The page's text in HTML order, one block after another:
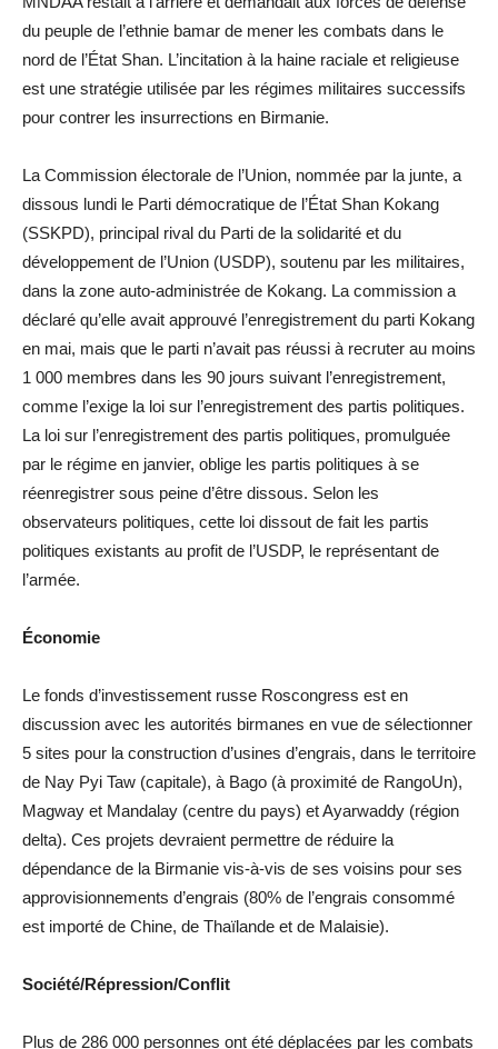
du peuple de l’ethnie bamar de mener les combats dans le
nord de l’État Shan. L’incitation à la haine raciale et religieuse
est une stratégie utilisée par les régimes militaires successifs
pour contrer les insurrections en Birmanie.
La Commission électorale de l’Union, nommée par la junte, a
dissous lundi le Parti démocratique de l’État Shan Kokang
(SSKPD), principal rival du Parti de la solidarité et du
développement de l’Union (USDP), soutenu par les militaires,
dans la zone auto-administrée de Kokang. La commission a
déclaré qu’elle avait approuvé l’enregistrement du parti Kokang
en mai, mais que le parti n’avait pas réussi à recruter au moins
1 000 membres dans les 90 jours suivant l’enregistrement,
comme l’exige la loi sur l’enregistrement des partis politiques.
La loi sur l’enregistrement des partis politiques, promulguée
par le régime en janvier, oblige les partis politiques à se
réenregistrer sous peine d’être dissous. Selon les
observateurs politiques, cette loi dissout de fait les partis
politiques existants au profit de l’USDP, le représentant de
l’armée.
Économie
Le fonds d’investissement russe Roscongress est en
discussion avec les autorités birmanes en vue de sélectionner
5 sites pour la construction d’usines d’engrais, dans le territoire
de Nay Pyi Taw (capitale), à Bago (à proximité de RangoUn),
Magway et Mandalay (centre du pays) et Ayarwaddy (région
delta). Ces projets devraient permettre de réduire la
dépendance de la Birmanie vis-à-vis de ses voisins pour ses
approvisionnements d’engrais (80% de l’engrais consommé
est importé de Chine, de Thaïlande et de Malaisie).
Société/Répression/Conflit
Plus de 286 000 personnes ont été déplacées par les combats